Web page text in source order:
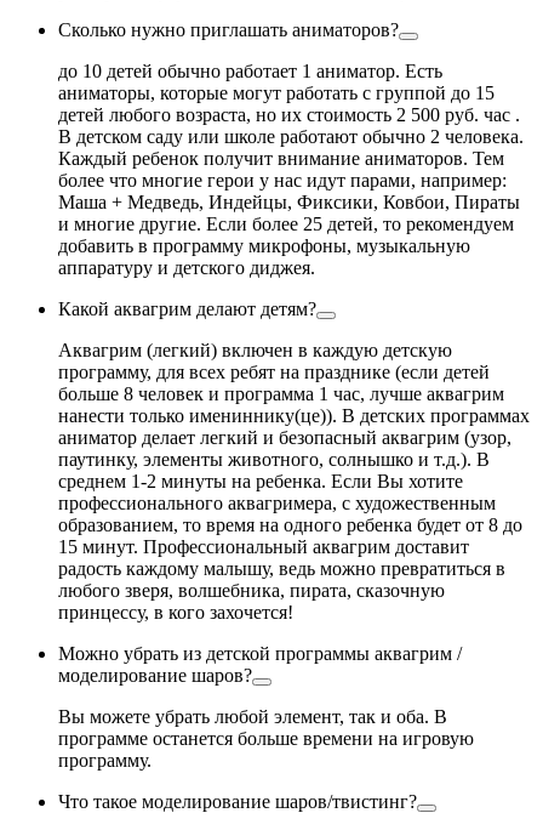
Сколько нужно приглашать аниматоров?
до 10 детей обычно работает 1 аниматор. Есть
аниматоры, которые могут работать с группой до 15
детей любого возраста, но их стоимость 2 500 руб. час .
В детском саду или школе работают обычно 2 человека.
Каждый ребенок получит внимание аниматоров. Тем
более что многие герои у нас идут парами, например:
Маша + Медведь, Индейцы, Фиксики, Ковбои, Пираты
и многие другие. Если более 25 детей, то рекомендуем
добавить в программу микрофоны, музыкальную
аппаратуру и детского диджея.
Какой аквагрим делают детям?
Аквагрим (легкий) включен в каждую детскую
программу, для всех ребят на празднике (если детей
больше 8 человек и программа 1 час, лучше аквагрим
нанести только имениннику(це)). В детских программах
аниматор делает легкий и безопасный аквагрим (узор,
паутинку, элементы животного, солнышко и т.д.). В
среднем 1-2 минуты на ребенка. Если Вы хотите
профессионального аквагримера, с художественным
образованием, то время на одного ребенка будет от 8 до
15 минут. Профессиональный аквагрим доставит
радость каждому малышу, ведь можно превратиться в
любого зверя, волшебника, пирата, сказочную
принцессу, в кого захочется!
Можно убрать из детской программы аквагрим /
моделирование шаров?
Вы можете убрать любой элемент, так и оба. В
программе останется больше времени на игровую
программу.
Что такое моделирование шаров/твистинг?